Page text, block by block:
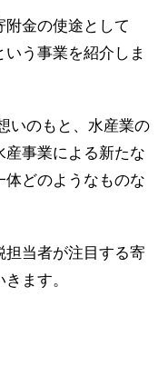
金の使途として
いう事業を紹介しま
いのもと、水産業の
事業による新たな
体どのようなものな
担当者が注目する寄
ます。